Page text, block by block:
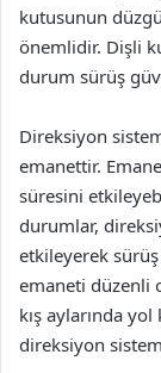
kutusunun
önemlidir. Dişli
durum sürüş
Direksiyon
emanettir.
süresini
durumlar,
etkileyerek
emaneti düzenli
kış aylarında
direksiyon